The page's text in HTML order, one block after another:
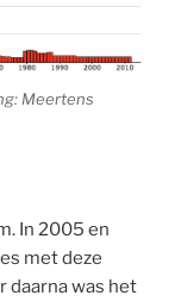
Meertens
In 2005 en
met deze
daarna was het